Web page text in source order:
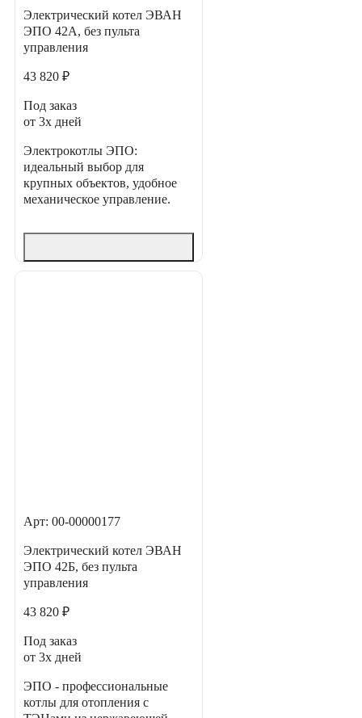
Электрический котел ЭВАН
ЭПО 42А, без пульта
управления
43 820 ₽
Под заказ
от 3х дней
Электрокотлы ЭПО:
идеальный выбор для
крупных объектов, удобное
механическое управление.
Арт: 00-00000177
Электрический котел ЭВАН
ЭПО 42Б, без пульта
управления
43 820 ₽
Под заказ
от 3х дней
ЭПО - профессиональные
котлы для отопления с